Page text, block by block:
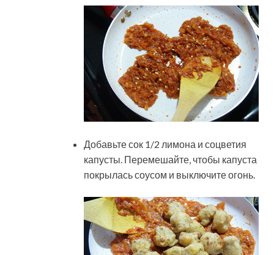
Добавьте сок 1/2 лимона и соцветия
капусты. Перемешайте, чтобы капуста
покрылась соусом и выключите огонь.